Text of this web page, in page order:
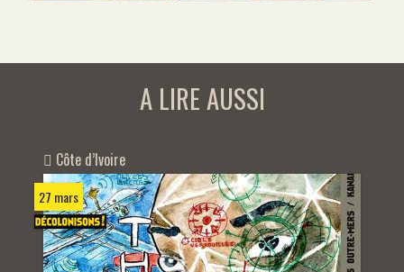
A LIRE AUSSI
Côte d’Ivoire
27 mars